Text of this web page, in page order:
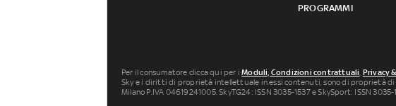
PROGRAMMI
Per il consumatore clicca qui per iModuli, Condizioni contrattuali, Privacy
Sky e i diritti di proprietà intellettuale in essi contenuti, sono di proprietà di
Milano P.IVA 04619241005. SkyTG24: ISSN 3035-1537 e SkySport: ISSN 3035-